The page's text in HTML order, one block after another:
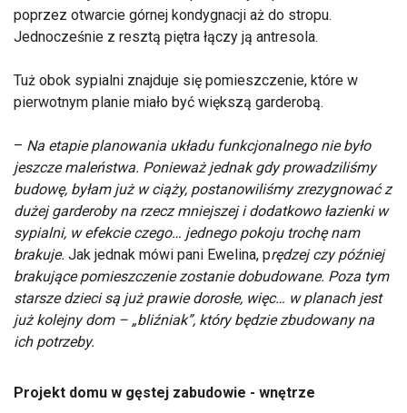
poprzez otwarcie górnej kondygnacji aż do stropu.
Jednocześnie z resztą piętra łączy ją antresola.
Tuż obok sypialni znajduje się pomieszczenie, które w
pierwotnym planie miało być większą garderobą.
– Na etapie planowania układu funkcjonalnego nie było
jeszcze maleństwa. Ponieważ jednak gdy prowadziliśmy
budowę, byłam już w ciąży, postanowiliśmy zrezygnować z
dużej garderoby na rzecz mniejszej i dodatkowo łazienki w
sypialni, w efekcie czego… jednego pokoju trochę nam
brakuje. Jak jednak mówi pani Ewelina, prędzej czy później
brakujące pomieszczenie zostanie dobudowane. Poza tym
starsze dzieci są już prawie dorosłe, więc… w planach jest
już kolejny dom – „bliźniak”, który będzie zbudowany na
ich potrzeby.
Projekt domu w gęstej zabudowie - wnętrze